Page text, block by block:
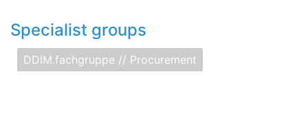
Specialist groups
DDIM.fachgruppe // Procurement